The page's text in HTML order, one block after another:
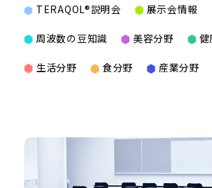
TERAQOL®説明会 展示会情報
周波数の豆知識 美容分野 健
生活分野 食分野 産業分野